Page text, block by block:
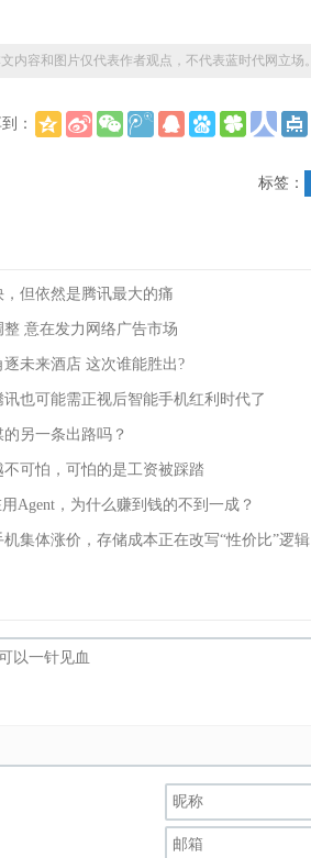
内容和图片仅代表作者观点，不代表蓝时代网立场。
：
标签：
但依然是腾讯最大的痛
意在发力网络广告市场
未来酒店 这次谁能胜出?
也可能需正视后智能手机红利时代了
另一条出路吗？
可怕，可怕的是工资被踩踏
Agent，为什么赚到钱的不到一成？
集体涨价，存储成本正在改写“性价比”逻辑